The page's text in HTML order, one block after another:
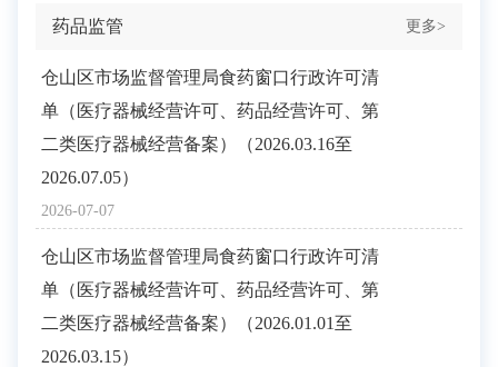
药品监管 更多>
2026-07-07
仓山区市场监督管理局食药窗口行政许可清
单（医疗器械经营许可、药品经营许可、第
二类医疗器械经营备案）（2026.03.16至
2026.07.05）
仓山区市场监督管理局食药窗口行政许可清
单（医疗器械经营许可、药品经营许可、第
二类医疗器械经营备案）（2026.01.01至
2026.03.15）